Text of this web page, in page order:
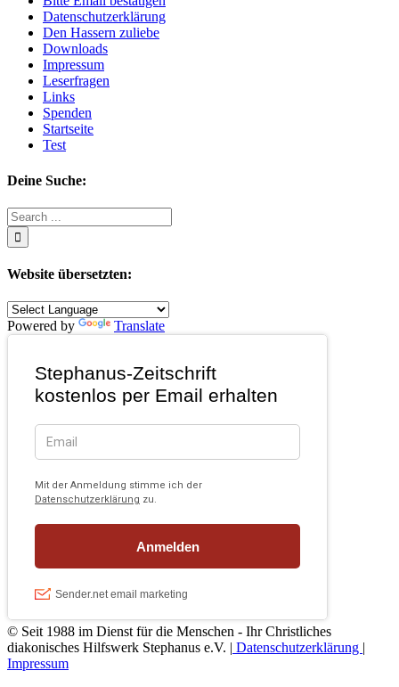
Datenschutzerklärung
Den Hassern zuliebe
Downloads
Impressum
Leserfragen
Links
Spenden
Startseite
Test
Deine Suche:
Search
for:
Website übersetzten:
Powered by Translate
© Seit 1988 im Dienst für die Menschen - Ihr Christliches
diakonisches Hilfswerk Stephanus e.V. | Datenschutzerklärung |
Impressum